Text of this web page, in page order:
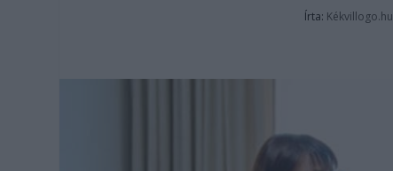
Írta: Kékvillogo.hu